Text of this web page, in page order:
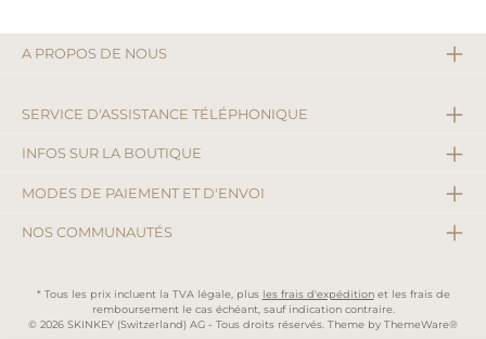
A PROPOS DE NOUS
SERVICE D'ASSISTANCE TÉLÉPHONIQUE
INFOS SUR LA BOUTIQUE
MODES DE PAIEMENT ET D'ENVOI
NOS COMMUNAUTÉS
* Tous les prix incluent la TVA légale, plus les frais d'expéditionet les frais de
remboursement le cas échéant, sauf indication contraire.
© 2026 SKINKEY (Switzerland) AG - Tous droits réservés. Theme by ThemeWare®